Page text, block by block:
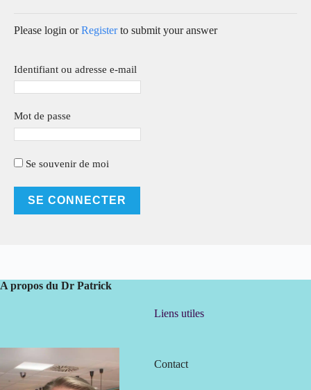
Please login orRegisterto submit your answer
Identifiant ou adresse e-mail
Mot de passe
Se souvenir de moi
A propos du Dr Patrick
Liens utiles
Contact